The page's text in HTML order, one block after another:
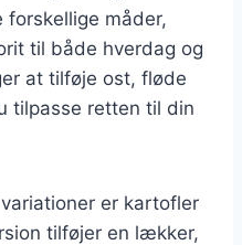
forskellige måder,
til både hverdag og
at tilføje ost, fløde
tilpasse retten til din
er kartofler
tilføjer en lækker,